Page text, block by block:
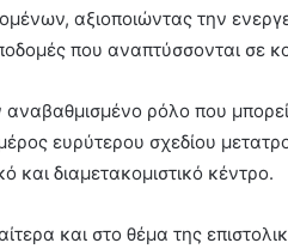
αξιοποιώντας την
που αναπτύσσονται σε
ρόλο που μπορεί
ευρύτερου σχεδίου
και διαμετακομιστικό κέντρο.
και στο θέμα της